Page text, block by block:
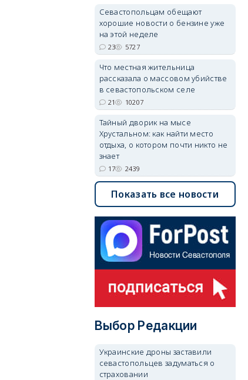
Севастопольцам обещают
хорошие новости о бензине уже
на этой неделе
23 5727
Что местная жительница
рассказала о массовом убийстве
в севастопольском селе
21 10207
Тайный дворик на мысе
Хрустальном: как найти место
отдыха, о котором почти никто не
знает
17 2439
Показать все новости
Выбор Редакции
Украинские дроны заставили
севастопольцев задуматься о
страховании